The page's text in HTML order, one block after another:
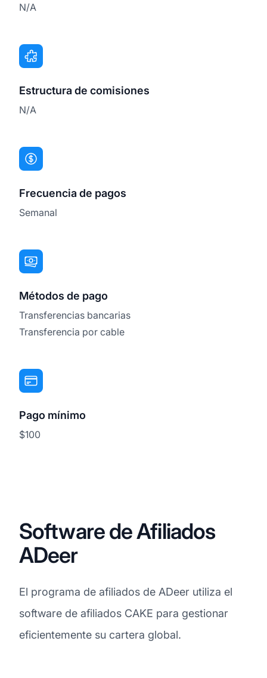
N/A
Estructura de comisiones
N/A
Frecuencia de pagos
Semanal
Métodos de pago
Transferencias bancarias
Transferencia por cable
Pago mínimo
$100
Software de Afiliados
ADeer
El programa de afiliados de ADeer utiliza el
software de afiliados CAKE para gestionar
eficientemente su cartera global.